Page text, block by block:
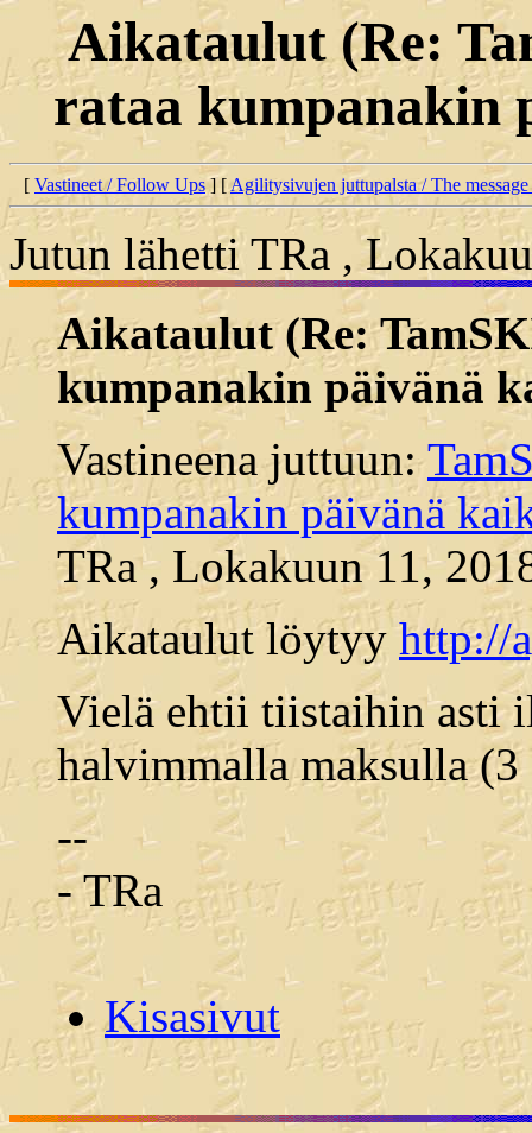
Aikataulut (Re:
rataa kumpanakin
[ Vastineet / Follow Ups] [Agilitysivujen juttupalsta / The
Jutun lähetti TRa ,
Aikataulut (Re:
kumpanakin päivänä
Vastineena juttuun:
kumpanakin päivänä
TRa , Lokakuun 11,
Aikataulut löytyy http://
Vielä ehtii tiistaihin asti
halvimmalla maksulla (3
--
- TRa
Kisasivut